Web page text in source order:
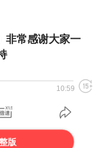
非常感谢大家一
10:59
版